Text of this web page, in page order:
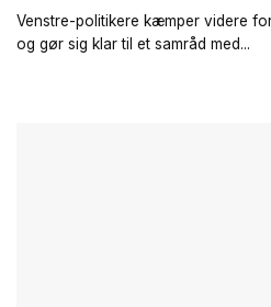
Venstre-politikere kæmper videre
og gør sig klar til et samråd med...